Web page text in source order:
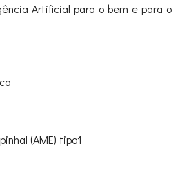
Artificial para o bem e para o
(AME) tipo1